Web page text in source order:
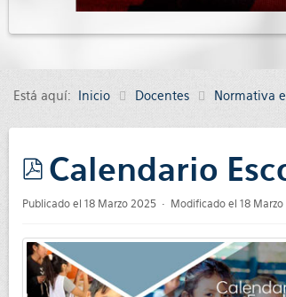
Está aquí: Inicio Docentes Normativa
Calendario
Publicado el 18 Marzo 2025 Modificado el 18